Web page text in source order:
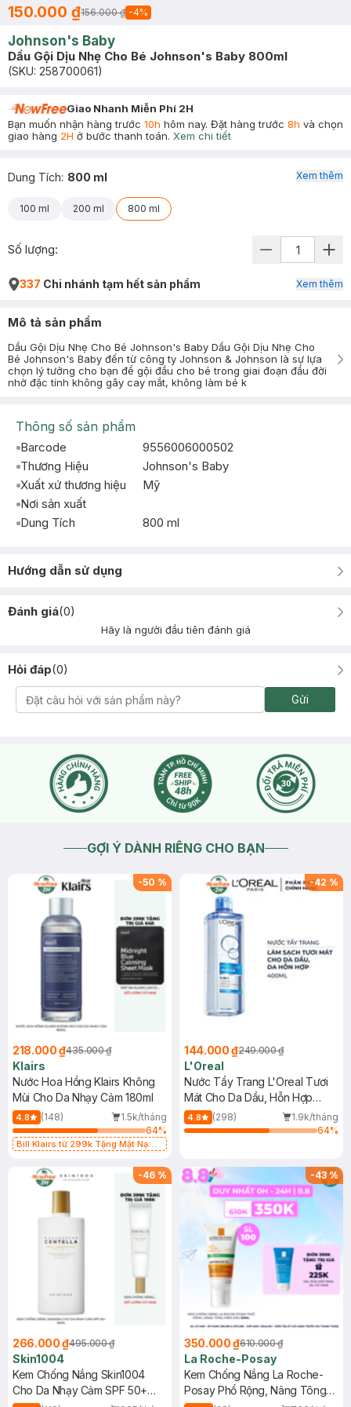
150.000 ₫156.000 ₫ -4%
Johnson's Baby
Dầu Gội Dịu Nhẹ Cho Bé Johnson's Baby 800ml
(SKU: 258700061)
Giao Nhanh Miễn Phí 2H
Bạn muốn nhận hàng trước 10h hôm nay. Đặt hàng trước 8h và chọn
giao hàng 2H ở bước thanh toán. Xem chi tiết
Dung Tích: 800 ml
100 ml 200 ml 800 ml
Xem thêm
Số lượng:
337 Chi nhánh tạm hết sản phẩm Xem thêm
Mô tả sản phẩm
Dầu Gội Dịu Nhẹ Cho Bé Johnson's Baby Dầu Gội Dịu Nhẹ Cho
Bé Johnson's Baby đến từ công ty Johnson & Johnson là sự lựa
chọn lý tưởng cho bạn để gội đầu cho bé trong giai đoạn đầu đời
nhờ đặc tính không gây cay mắt, không làm bé k
Thông số sản phẩm
Barcode
9556006000502
Thương Hiệu
Johnson's Baby
Xuất xứ thương hiệu
Mỹ
Nơi sản xuất
Dung Tích
800 ml
Hướng dẫn sử dụng
Đánh giá(0)
Hãy là người đầu tiên đánh giá
Hỏi đáp(0)
Gửi
GỢI Ý DÀNH RIÊNG CHO BẠN
-50 %
218.000 ₫435.000 ₫
Klairs
Nước Hoa Hồng Klairs Không
Mùi Cho Da Nhạy Cảm 180ml
4.8 (148)
1.5k/tháng
64%
Bill Klairs từ 299k Tặng Mặt Nạ
25ml (SL Có Hạn)
-42 %
144.000 ₫249.000 ₫
L'Oreal
Nước Tẩy Trang L'Oreal Tươi
Mát Cho Da Dầu, Hỗn Hợp
400ml
4.8 (298)
1.9k/tháng
64%
-46 %
266.000 ₫495.000 ₫
Skin1004
Kem Chống Nắng Skin1004
Cho Da Nhạy Cảm SPF 50+
-43%
350.000 ₫610.000 ₫
La Roche-Posay
Kem Chống Nắng La Roche-
Posay Phổ Rộng, Nâng Tông